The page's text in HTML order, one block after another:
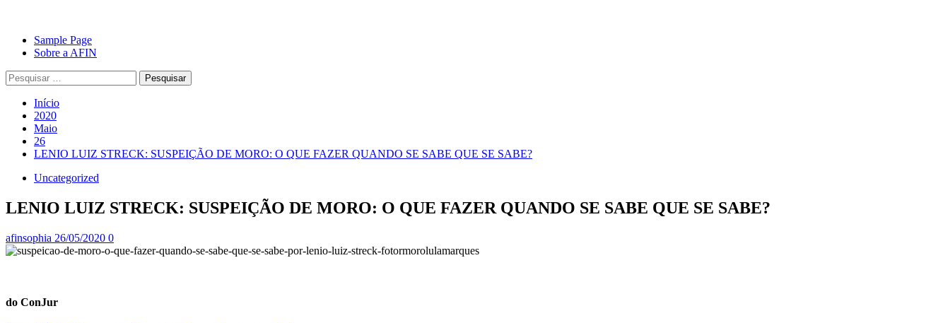
Avançar
para
conteúdo
Primary
Menu
Sample Page
Sobre a AFIN
Pesquisar
por:
Início
2020
Maio
26
LENIO LUIZ STRECK: SUSPEIÇÃO DE MORO: O QUE FAZER QUANDO SE SABE QUE SE SABE?
Uncategorized
LENIO LUIZ STRECK: SUSPEIÇÃO DE MORO: O QUE FAZER QUANDO SE SABE QUE SE SABE?
afinsophia 26/05/2020 0
do ConJur